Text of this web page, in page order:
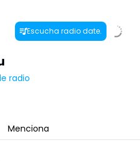
Escucha radio date.
radio
Menciona